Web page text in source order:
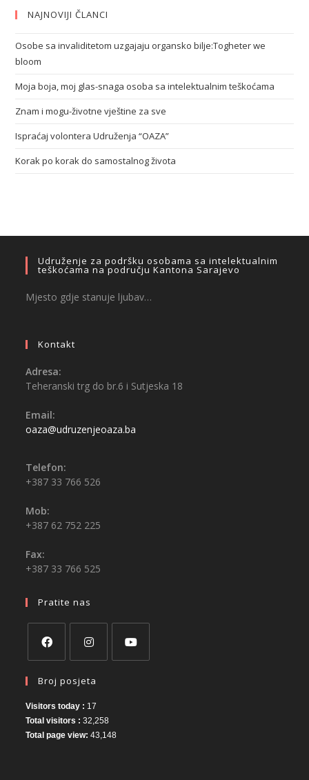
NAJNOVIJI ČLANCI
Osobe sa invaliditetom uzgajaju organsko bilje:Togheter we
bloom
Moja boja, moj glas-snaga osoba sa intelektualnim teškoćama
Znam i mogu-životne vještine za sve
Ispraćaj volontera Udruženja “OAZA”
Korak po korak do samostalnog života
Udruženje za podršku osobama sa intelektualnim
teškoćama na području Kantona Sarajevo
Mjesto gdje stanuje ljubav…
Kontakt
Adresa:
Teheranski trg do br.6 i Sutjeska 18
Email:
oaza@udruzenjeoaza.ba
Telefon:
+387 33 766 526
Mob:
+387 62 752 225
Fax:
+387 33 766 525
Pratite nas
Broj posjeta
Visitors today : 17
Total visitors :32,258
Total page view:43,148